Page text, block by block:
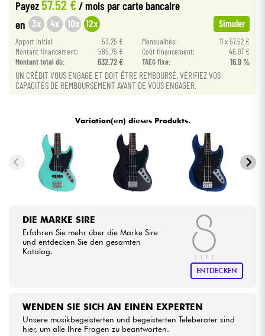
Kabel & Zubehöre
HiFi
Bundle
Payez57.52 €/ mois par carte bancaire
en 3x 4x 10x 12x Simuler
Apport initial: 53.25 € Mensualités:
11 x 57.52 €
Montant financement:
585.75 € Coût financement:
46.97 €
Montant total dù:
632.72 € TAEG fixe: 16.9 %
UN CRÉDIT VOUS ENGAGE ET DOIT ÊTRE REMBOURSÉ. VÉRIFIEZ VOS
CAPACITÉS DE REMBOURSEMENT AVANT DE VOUS ENGAGER.
Variation(en) dieses Produkts.
DIE MARKE SIRE
Erfahren Sie mehr über die Marke Sire
und entdecken Sie den gesamten
Katalog.
ENTDECKEN
WENDEN SIE SICH AN EINEN EXPERTEN
Unsere musikbegeisterten und begeisterten Teleberater sind
hier, um alle Ihre Fragen zu beantworten.